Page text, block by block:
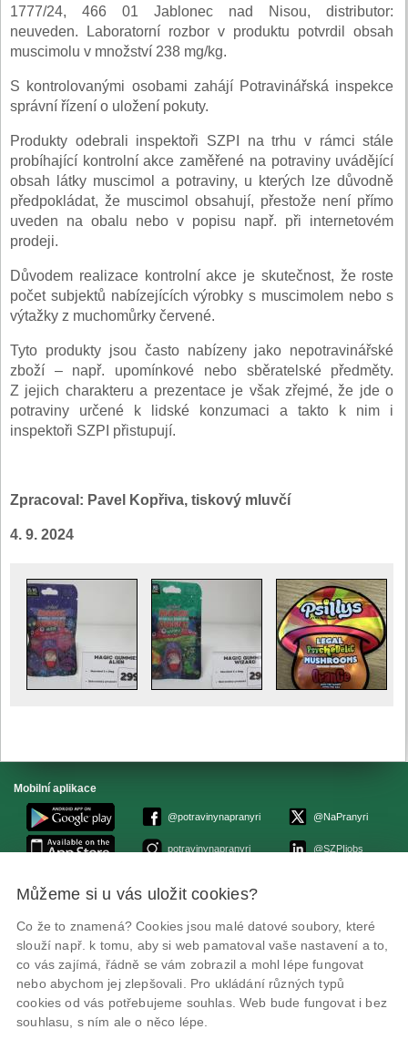
1777/24, 466 01 Jablonec nad Nisou, distributor:
neuveden. Laboratorní rozbor v produktu potvrdil obsah
muscimolu v množství 238 mg/kg.
S kontrolovanými osobami zahájí Potravinářská inspekce
správní řízení o uložení pokuty.
Produkty odebrali inspektoři SZPI na trhu v rámci stále
probíhající kontrolní akce zaměřené na potraviny uvádějící
obsah látky muscimol a potraviny, u kterých lze důvodně
předpokládat, že muscimol obsahují, přestože není přímo
uveden na obalu nebo v popisu např. při internetovém
prodeji.
Důvodem realizace kontrolní akce je skutečnost, že roste
počet subjektů nabízejících výrobky s muscimolem nebo s
výtažky z muchomůrky červené.
Tyto produkty jsou často nabízeny jako nepotravinářské
zboží – např. upomínkové nebo sběratelské předměty.
Z jejich charakteru a prezentace je však zřejmé, že jde o
potraviny určené k lidské konzumaci a takto k nim i
inspektoři SZPI přistupují.
Zpracoval: Pavel Kopřiva, tiskový mluvčí
4. 9. 2024
Mobilní aplikace
@potravinynapranyri
potravinynapranyri
@NaPranyri
@SZPIjobs
© Státní zemědělská a potravinářská inspekce 2026.
ID datové schránky: avraiqg
IČO: 75014149, DIČ: CZ75014149
Prohlášení o přístupnosti|Zásady ochrany soukromí
Můžeme si u vás uložit cookies?
Co že to znamená? Cookies jsou malé datové soubory, které
slouží např. k tomu, aby si web pamatoval vaše nastavení a to,
co vás zajímá, řádně se vám zobrazil a mohl lépe fungovat
nebo abychom jej zlepšovali. Pro ukládání různých typů
cookies od vás potřebujeme souhlas. Web bude fungovat i bez
souhlasu, s ním ale o něco lépe.